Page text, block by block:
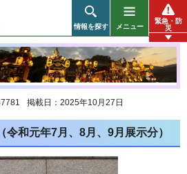
情報を探す メニュー
緊急・防
災
掲載日：2025年10月27日
令和元年7月、8月、9月展示分）